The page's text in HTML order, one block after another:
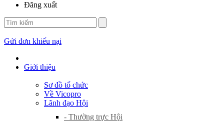
Đăng xuất
Gửi đơn khiếu nại
Giới thiệu
Sơ đồ tổ chức
Về Vicopro
Lãnh đạo Hội
- Thường trực Hội